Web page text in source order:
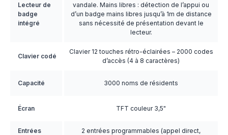
Lecteur de
badge
intégré
vandale. Mains libres : détection de l’appui ou
d’un badge mains libres jusqu’à 1m de distance
sans nécessité de présentation devant le
lecteur.
Clavier codé
Clavier 12 touches rétro-éclairées – 2000 codes
d’accès (4 à 8 caractères)
Capacité 3000 noms de résidents
Écran TFT couleur 3,5"
Entrées
2 entrées programmables (appel direct,